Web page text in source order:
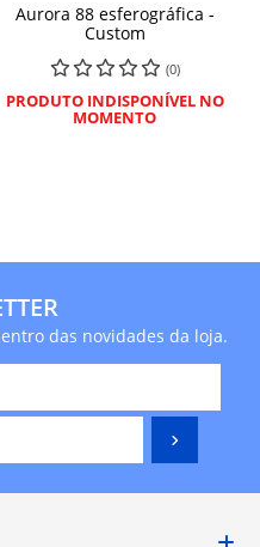
Aurora 88 esferográfica -
Custom
(0)
PRODUTO INDISPONÍVEL NO
MOMENTO
das novidades da loja.